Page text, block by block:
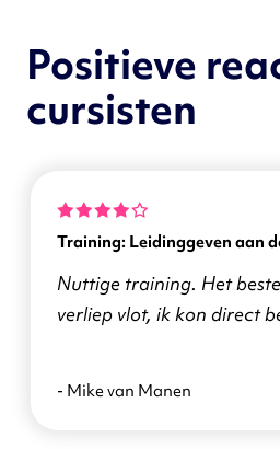
Positieve
cursisten
Training: Leidinggeven aan de AI
Nuttige training. Het
verliep vlot, ik kon direct
- Mike van Manen